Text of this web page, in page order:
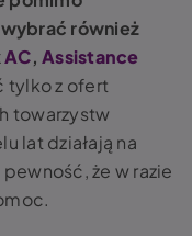
również
AC,Assistance
tylko z ofert
towarzystw
lat działają na
że w razie